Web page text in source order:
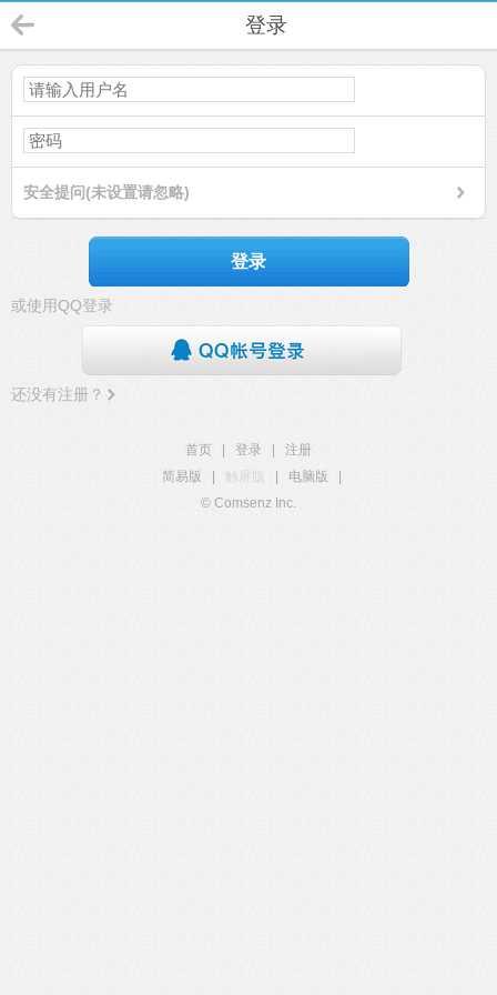
登录
安全提问(未设置请忽略)
登录
或使用QQ登录
还没有注册？
首页 登录
注册
简易版
触屏版 电脑版
© Comsenz Inc.